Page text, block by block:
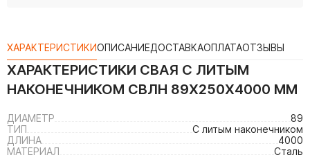
ХАРАКТЕРИСТИКИОПИСАНИЕДОСТАВКАОПЛАТАОТЗЫВЫ
ХАРАКТЕРИСТИКИ СВАЯ С ЛИТЫМ
НАКОНЕЧНИКОМ СВЛН 89Х250Х4000 ММ
ДИАМЕТР
89
ТИП
С литым наконечником
ДЛИНА
4000
МАТЕРИАЛ
Сталь